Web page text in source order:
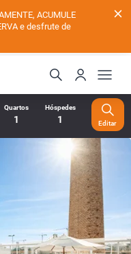
ACUMULE
e desfrute de
Quartos
1
Hóspedes
1 Editar